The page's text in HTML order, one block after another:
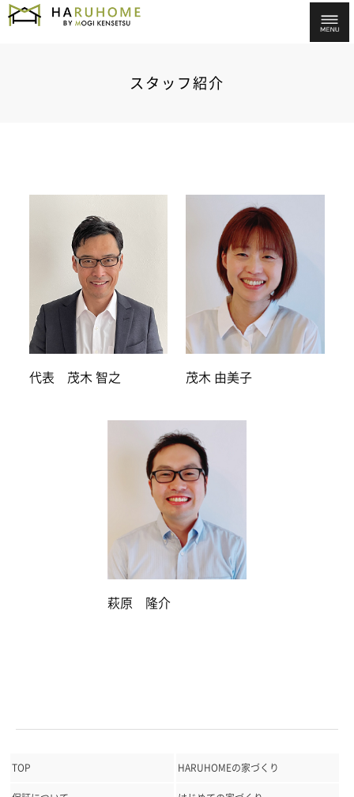
スタッフ紹介
代表 茂木 智之 茂木 由美子
萩原 隆介
TOP HARUHOMEの家づくり